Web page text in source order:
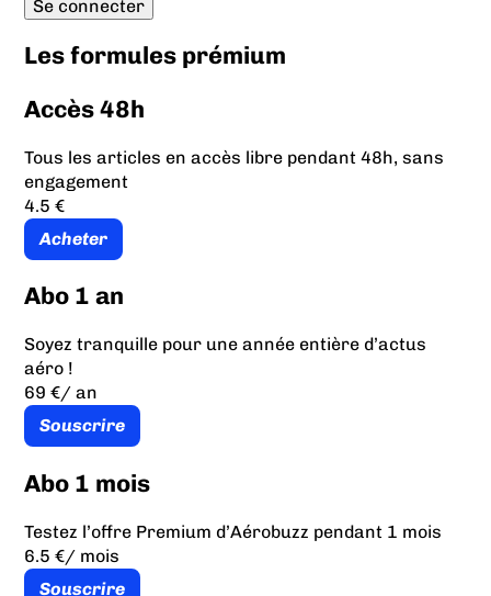
Les formules prémium
Accès 48h
Tous les articles en accès libre pendant 48h, sans
engagement
4.5 €
Acheter
Abo 1 an
Soyez tranquille pour une année entière d’actus
aéro !
69 €/ an
Souscrire
Abo 1 mois
Testez l’offre Premium d’Aérobuzz pendant 1 mois
6.5 €/ mois
Souscrire